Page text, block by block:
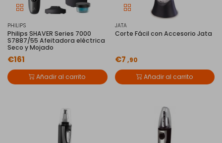
PHILIPS
Philips SHAVER Series 7000
S7887/55 Afeitadora eléctrica
Seco y Mojado
€161
Añadir al carrito
JATA
Corte Fácil con Accesorio Jata
€7 ,90
Añadir al carrito